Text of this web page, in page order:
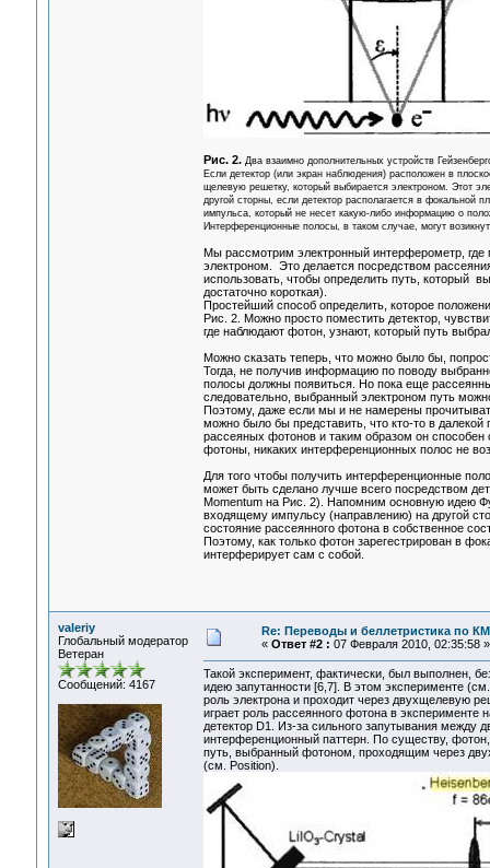
Рис. 2. Два взаимно дополнительных устройств
Если детектор (или экран наблюдения) расположен в
щелевую решетку, который выбирается электроном. Этот
другой сторны, если детектор располагается в фокальной
импульса, который не несет какую-либо информацию о
Интерференционные полосы, в таком случае, могут
Мы рассмотрим электронный интерферометр,
электроном. Это делается посредством
использовать, чтобы определить путь, который
достаточно короткая).
Простейший способ определить, которое
Рис. 2. Можно просто поместить детектор,
где наблюдают фотон, узнают, который путь
Можно сказать теперь, что можно было бы,
Тогда, не получив информацию по поводу
полосы должны появиться. Но пока еще
следовательно, выбранный электроном путь
Поэтому, даже если мы и не намерены
можно было бы представить, что кто-то в далекой
рассеяных фотонов и таким образом он
фотоны, никаких интерференционных полос не
Для того чтобы получить интерференционные
может быть сделано лучше всего посредством
Momentum на Рис. 2). Напомним основную идею
входящему импульсу (направлению) на другой
состояние рассеянного фотона в собственное
Поэтому, как только фотон зарегестрирован в
интерферирует сам с собой.
valeriy
Глобальный модератор
Ветеран
Сообщений: 4167
Re: Переводы и беллетристика по КМ
« Ответ #2 : 07 Февраля 2010, 02:35:58 »
Такой эксперимент, фактически, был выполнен,
идею запутанности [6,7]. В этом эксперименте
роль электрона и проходит через двухщелевую
играет роль рассеянного фотона в эксперименте
детектор D1. Из-за сильного запутывания
интерференционный паттерн. По существу,
путь, выбранный фотоном, проходящим через
(см. Position).